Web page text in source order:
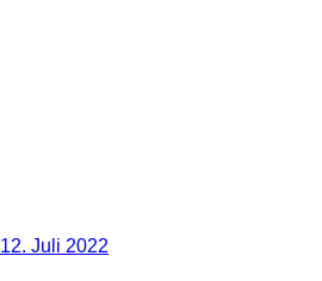
12. Juli 2022